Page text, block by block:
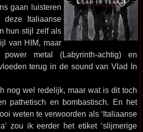
gaan luisteren
Italiaanse
hun stijl zelf als
van HIM, maar
metal (Labyrinth-achtig) en
terug in de sound van Vlad In
nog wel redelijk, maar wat is dit toch
pathetisch en bombastisch. En het
weten te verwoorden als ‘Italiaanse
zou ik eerder het etiket ‘slijmerige